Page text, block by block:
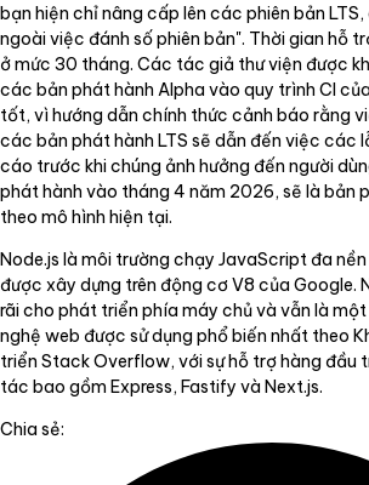
bạn hiện chỉ nâng cấp lên các phiên bản
ngoài việc đánh số phiên bản". Thời gian hỗ
ở mức 30 tháng. Các tác giả thư viện được
các bản phát hành Alpha vào quy trình CI
tốt, vì hướng dẫn chính thức cảnh báo rằng
các bản phát hành LTS sẽ dẫn đến việc các
cáo trước khi chúng ảnh hưởng đến người
phát hành vào tháng 4 năm 2026, sẽ là bản
theo mô hình hiện tại.
Node.js là môi trường chạy JavaScript đa
được xây dựng trên động cơ V8 của Google.
rãi cho phát triển phía máy chủ và vẫn là
nghệ web được sử dụng phổ biến nhất theo
triển Stack Overflow, với sự hỗ trợ hàng đầu
tác bao gồm Express, Fastify và Next.js.
Chia sẻ: